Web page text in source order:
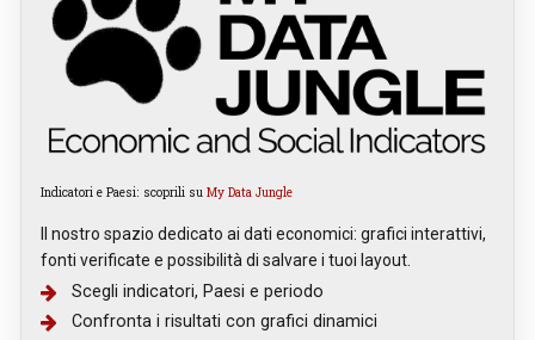
Indicatori e Paesi: scoprili su My Data Jungle
Il nostro spazio dedicato ai dati economici: grafici interattivi,
fonti verificate e possibilità di salvare i tuoi layout.
Scegli indicatori, Paesi e periodo
Confronta i risultati con grafici dinamici